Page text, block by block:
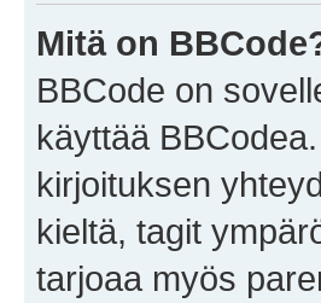
Mitä on
BBCode on
käyttää
kirjoituksen
kieltä, tagit
tarjoaa myös